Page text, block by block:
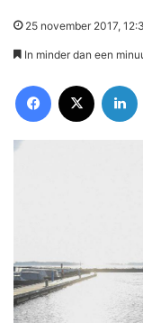
25 november 2017,
In minder dan een